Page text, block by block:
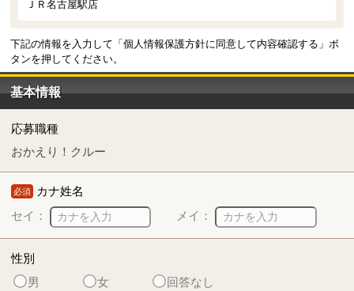
ＪＲ名古屋駅店
下記の情報を入力して「個人情報保護方針に同意して内容確認する」ボ
タンを押してください。
基本情報
応募職種
おかえり！クルー
必須 カナ姓名
セイ：
メイ：
性別
男
女 回答なし